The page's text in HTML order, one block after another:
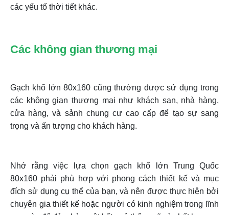
các yếu tố thời tiết khác.
Các không gian thương mại
Gạch khổ lớn 80x160 cũng thường được sử dụng trong
các không gian thương mại như khách sạn, nhà hàng,
cửa hàng, và sảnh chung cư cao cấp để tạo sự sang
trọng và ấn tượng cho khách hàng.
Nhớ rằng việc lựa chọn gạch khổ lớn Trung Quốc
80x160 phải phù hợp với phong cách thiết kế và mục
đích sử dụng cụ thể của bạn, và nên được thực hiện bởi
chuyên gia thiết kế hoặc người có kinh nghiệm trong lĩnh